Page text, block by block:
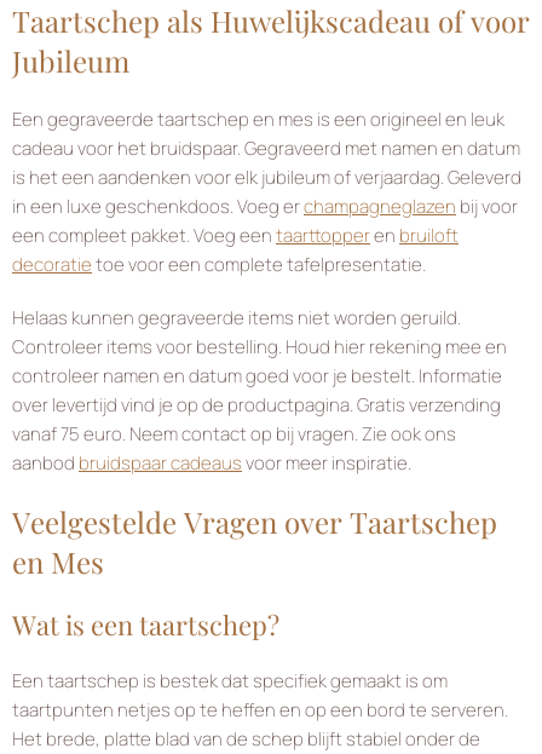
Taartschep als Huwelijkscadeau of voor
Jubileum
Een gegraveerde taartschep en mes is een origineel en leuk
cadeau voor het bruidspaar. Gegraveerd met namen en datum
is het een aandenken voor elk jubileum of verjaardag. Geleverd
in een luxe geschenkdoos. Voeg erchampagneglazen bij voor
een compleet pakket. Voeg eentaarttopperen bruiloft
decoratietoe voor een complete tafelpresentatie.
Helaas kunnen gegraveerde items niet worden geruild.
Controleer items voor bestelling. Houd hier rekening mee en
controleer namen en datum goed voor je bestelt. Informatie
over levertijd vind je op de productpagina. Gratis verzending
vanaf 75 euro. Neem contact op bij vragen. Zie ook ons
aanbod bruidspaar cadeausvoor meer inspiratie.
Veelgestelde Vragen over Taartschep
en Mes
Wat is een taartschep?
Een taartschep is bestek dat specifiek gemaakt is om
taartpunten netjes op te heffen en op een bord te serveren.
Het brede, platte blad van de schep blijft stabiel onder de